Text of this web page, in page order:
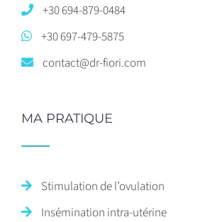
+30 694-879-0484
+30 697-479-5875
contact@dr-fiori.com
MA PRATIQUE
Stimulation de l’ovulation
Insémination intra-utérine